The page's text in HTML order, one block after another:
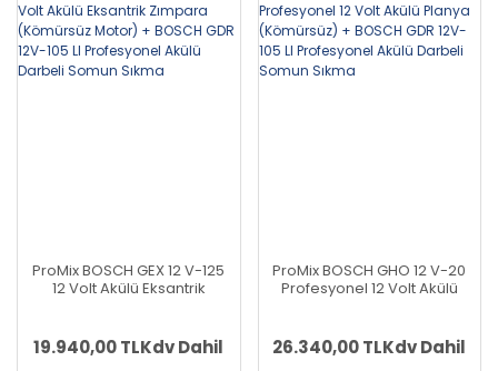
ProMix BOSCH GEX 12 V-125
12 Volt Akülü Eksantrik
Profesyonel Akülü Darbeli
Somun Sıkma
19.940,00 TLKdv Dahil
ProMix BOSCH GHO 12 V-20
Profesyonel 12 Volt Akülü
Profesyonel Akülü Darbeli
Somun Sıkma
26.340,00 TLKdv Dahil